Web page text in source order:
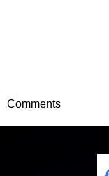
Comments